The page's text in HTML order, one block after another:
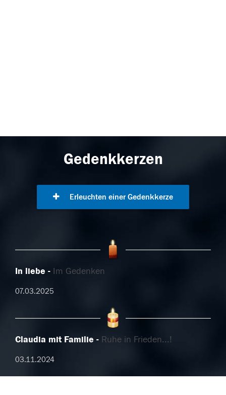
Gedenkkerzen
Erleuchten einer Gedenkkerze
In liebe Im Gedenken
07.03.2025
Claudia mit Familie Ruhe in Frieden...!
03.11.2024